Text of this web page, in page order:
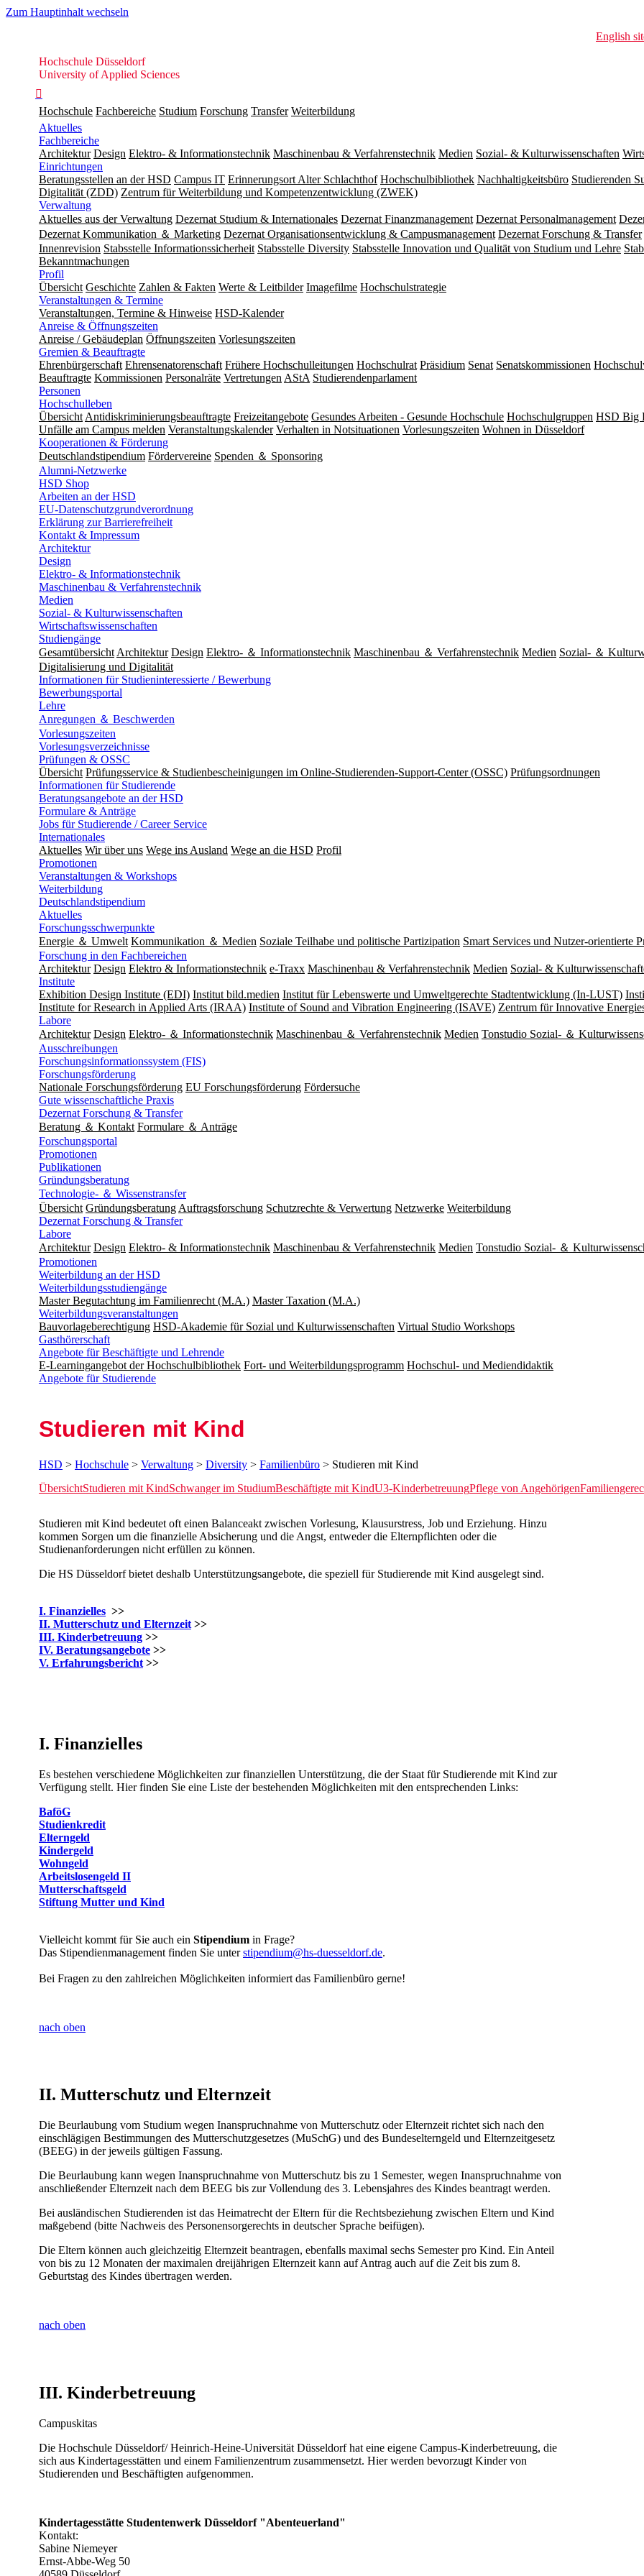
Zum Hauptinhalt wechseln
Hochschule
Düsseldorf
Hochschule Düsseldorf
University of Applied Sciences

English
Hochschule Fachbereiche Studium Forschung Transfer Weiterbildung
Aktuelles
Fachbereiche
Architektur Design Elektro- & Informationstechnik Maschinenbau & Verfahrenstechnik Medien Sozial- & Kulturwissenschaften
Einrichtungen
Beratungsstellen an der HSD Campus IT Erinnerungsort Alter Schlachthof Hochschulbibliothek Nachhaltigkeitsbüro Studierenden
Digitalität (ZDD) Zentrum für Weiterbildung und Kompetenzentwicklung (ZWEK)
Verwaltung
Aktuelles aus der Verwaltung Dezernat Studium & Internationales Dezernat Finanzmanagement Dezernat Personalmanagement
Dezernat Kommunikation ＆ Marketing Dezernat Organisationsentwicklung & Campusmanagement Dezernat Forschung & Transfer
Innenrevision Stabsstelle In­for­ma­ti­ons­sicher­heit Stabsstelle Diversity Stabsstelle Innovation und Qualität von Studium und Lehre
Bekanntmachungen
Profil
Übersicht Geschichte Zahlen & Fakten Werte & Leitbilder Imagefilme Hochschulstrategie
Veranstaltungen & Termine
Veranstaltungen, Termine & Hinweise HSD-Kalender
Anreise & Öffnungszeiten
Anreise / Gebäudeplan Öffnungszeiten Vorlesungszeiten
Gremien & Beauftragte
Ehrenbürgerschaft Ehrensenatorenschaft Frühere Hochschulleitungen Hochschulrat Präsidium Senat Senatskommissionen
Beauftragte Kommissionen Personalräte Vertretungen AStA Studierendenparlament
Personen
Hochschulleben
Übersicht Antidiskriminierungsbeauftragte Freizeitangebote Gesundes Arbeiten - Gesunde Hochschule Hochschulgruppen HSD Big
Unfälle am Campus melden Veranstaltungskalender Verhalten in Notsituationen Vorlesungszeiten Wohnen in Düsseldorf
Kooperationen & Förderung
Deutschlandstipendium Fördervereine Spenden ＆ Sponsoring
Alumni-Netzwerke
HSD Shop
Arbeiten an der HSD
EU-Datenschutzgrundverordnung
Erklärung zur Barrierefreiheit
Kontakt & Impressum
Architektur
Design
Elektro- & Informationstechnik
Maschinenbau & Verfahrenstechnik
Medien
Sozial- & Kulturwissenschaften
Wirtschaftswissenschaften
Studiengänge
Gesamtübersicht Architektur Design Elektro- ＆ Informationstechnik Maschinenbau ＆ Verfahrenstechnik Medien Sozial- ＆
Digitalisierung und Digitalität
Informationen für Studieninteressierte / Bewerbung
Bewerbungsportal
Lehre
Anregungen ＆ Beschwerden
Vorlesungszeiten
Vorlesungsverzeichnisse
Prüfungen & OSSC
Übersicht Prüfungsservice & Studienbescheinigungen im Online-Studierenden-Support-Center (OSSC) Prüfungsordnungen
Informationen für Studierende
Beratungsangebote an der HSD
Formulare & Anträge
Jobs für Studierende / Career Service
Internationales
Aktuelles Wir über uns Wege ins Ausland Wege an die HSD Profil
Promotionen
Veranstaltungen & Workshops
Weiterbildung
Deutschlandstipendium
Aktuelles
Forschungsschwerpunkte
Energie ＆ Umwelt Kommunikation ＆ Medien Soziale Teilhabe und politische Partizipation Smart Services und Nutzer-orientierte
Forschung in den Fachbereichen
Architektur Design Elektro & Informationstechnik e-Traxx Maschinenbau & Verfahrenstechnik Medien Sozial- &
Institute
Exhibition Design Institute (EDI) Institut bild.medien Institut für Lebenswerte und Umweltgerechte Stadtentwicklung (In-LUST)
Institute for Research in Applied Arts (IRAA) Institute of Sound and Vibration Engineering (ISAVE) Zentrum für Innovative
Labore
Architektur Design Elektro- ＆ Informationstechnik Maschinenbau ＆ Verfahrenstechnik Medien Tonstudio Sozial- ＆
Ausschreibungen
Forschungsinformationssystem (FIS)
Forschungsförderung
Nationale Forschungsförderung EU Forschungsförderung Fördersuche
Gute wissenschaftliche Praxis
Dezernat Forschung & Transfer
Beratung ＆ Kontakt Formulare ＆ Anträge
Forschungsportal
Promotionen
Publikationen
Gründungsberatung
Technologie- ＆ Wissenstransfer
Übersicht Gründungsberatung Auftragsforschung Schutzrechte & Verwertung Netzwerke Weiterbildung
Dezernat Forschung & Transfer
Labore
Architektur Design Elektro- & Informationstechnik Maschinenbau & Verfahrenstechnik Medien Tonstudio Sozial- ＆
Promotionen
Weiterbildung an der HSD
Weiterbildungsstudiengänge
Master Begutachtung im Familienrecht (M.A.) Master Taxation (M.A.)
Weiterbildungsveranstaltungen
Bauvorlageberechtigung HSD-Akademie für Sozial und Kulturwissenschaften Virtual Studio Workshops
Gasthörerschaft
Angebote für Beschäftigte und Lehrende
E-Learningangebot der Hochschulbibliothek Fort- und Weiterbildungsprogramm Hochschul- und Mediendidaktik
Angebote für Studierende
Studieren mit Kind
HSD > Hochschule > Verwaltung > Diversity > Familienbüro > Studieren mit Kind
ÜbersichtStudieren mit KindSchwanger im StudiumBeschäftigte mit KindU3-KinderbetreuungPflege von Angehörigen
Studieren mit Kind bedeutet oft einen Balanceakt zwischen Vorlesung, Klausurstress, Job und Erziehung. Hinzu
kommen Sorgen um die finanzielle Absicherung und die Angst, entweder die Elternpflichten oder die
Studienanforderungen nicht erfüllen zu können.
Die HS Düsseldorf bietet deshalb Unterstützungsangebote, die speziell für Studierende mit Kind ausgelegt sind.
I. Finanzielles >>​
II. Mutterschutz und Elternzeit >>
III. Kinderbetreuung >>
IV. Beratungsangebote >>
V. Erfahrungsbericht >>
I. Finanzielles
Es bestehen verschiedene Möglichkeiten zur finanziellen Unterstützung, die der Staat für Studierende mit Kind zur
Verfügung stellt. Hier finden Sie eine Liste der bestehenden Möglichkeiten mit den entsprechenden Links:
BaföG
Studienkredit
Elterngeld
Kindergeld
Wo​hn​g​eld
Arbeitslosengeld II
Mutterschaft​sgeld
Stiftung Mutter und Kind
Vielleicht kommt für Sie auch ein Stipendium in Frage?
Das ​Stipendienmanagement finden Sie unterstipendium@hs-duesseldorf.de​.
Bei Fragen zu den zahlreichen Möglichkeiten informiert​ das Familienbüro gerne!
nach oben
II. Mutterschutz und Elternzeit
Die Beurlaubung vom Studium wegen Inanspruchnahme von Mutterschutz oder Elternzeit richtet sich nach den
einschlägigen Bestimmungen des Mutterschutzgesetzes (MuSchG) und des Bundeselterngeld und Elternzeitgesetz
(BEEG) in der jeweils gültigen Fassung.
Die Beurlaubung kann wegen Inanspruchnahme von Mutterschutz bis zu 1 Semester, wegen Inanspruchnahme von
anschließender Elternzeit nach dem BEEG bis zur Vollendung des 3. Lebensjahres des Kindes beantragt werden.
Bei ausländischen Studierenden ist das Heimatrecht der Eltern für die Rechtsbeziehung zwischen Eltern und Kind
maßgebend (bitte Nachweis des Personensorgerechts in deutscher Sprache beifügen).
Die Eltern können auch gleichzeitig Elternzeit beantragen, ebenfalls maximal sechs Semester pro Kind. Ein Anteil
von bis zu 12 Monaten der maximalen dreijährigen Elternzeit kann auf Antrag auch auf die Zeit bis zum 8.
Geburtstag des Kindes übertragen werden.
nach oben
III. Kinderbetreuung
Campuskitas
Die Hochschule Düsseldorf/ Heinrich-Heine-Universität Düsseldorf hat eine eigene Campus-Kinderbetreuung, die
sich aus Kindertagesstätten und einem Familienzentrum zusammensetzt. Hier werden bevorzugt Kinder von
Studierenden und Beschäftigten aufgenommen.
Kindertagesstätte Studentenwerk Düsseldorf "Abenteuerland"
Kontakt:
Sabine Niemeyer
Ernst-Abbe-Weg 50